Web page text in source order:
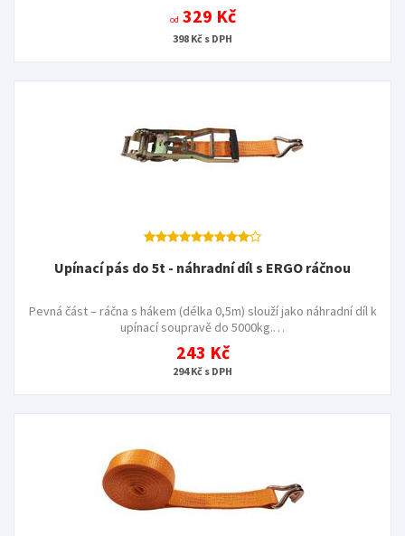
od 329 Kč
398 Kč s DPH
Upínací pás do 5t - náhradní díl s ERGO ráčnou
Pevná část – ráčna s hákem (délka 0,5m) slouží jako náhradní díl k
upínací soupravě do 5000kg.…
243 Kč
294 Kč s DPH